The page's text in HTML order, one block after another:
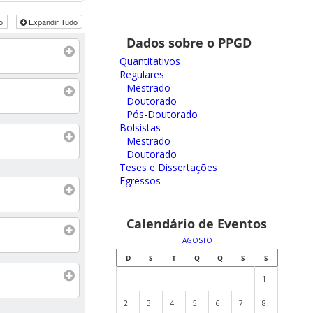
Expandir Tudo
Dados sobre o PPGD
Quantitativos
Regulares
Mestrado
Doutorado
Pós-Doutorado
Bolsistas
Mestrado
Doutorado
Teses e Dissertações
Egressos
Calendário de Eventos
AGOSTO
D
S T Q Q S S
1
2 3 4 5 6 7 8